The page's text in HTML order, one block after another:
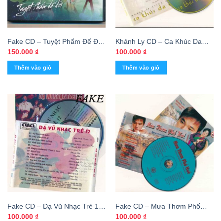
Fake CD – Tuyệt Phẩm Để Đời
– Giang Tử 2 (KGTH9)
150.000 ₫
Thêm vào giỏ
Khánh Ly CD – Ca Khúc Da
Vàng 1 – Tình khúc Trịnh Công
Sơn (FAKE) KGTH9
100.000 ₫
Thêm vào giỏ
Fake CD – Dạ Vũ Nhạc Trẻ 12
(ASIA)
100.000 ₫
Fake CD – Mưa Thơm Phố
Huế – Quang Linh – Thu Hiền
100.000 ₫